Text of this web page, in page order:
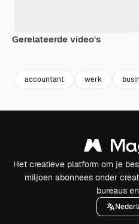
Gerelateerde video's
accountant werk
Het creatieve platform om je
miljoen abonnees onder
bureaus